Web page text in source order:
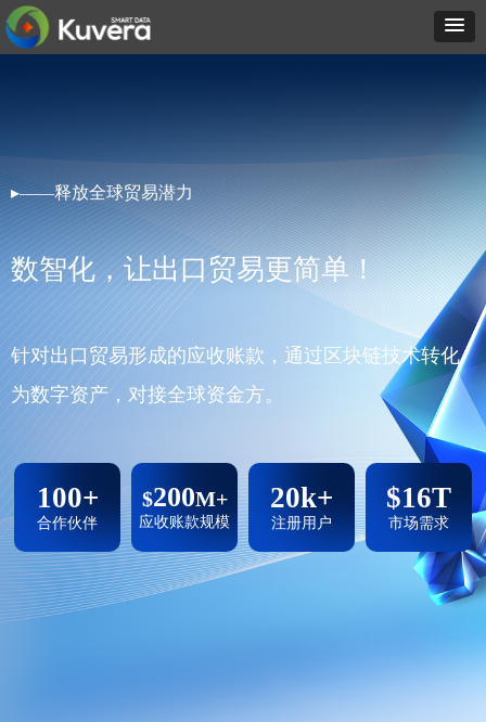
▸——释放全球贸易潜力
数智化，让出口贸易更简单！
针对出口贸易形成的应收账款，通过区块链技术转化
为数字资产，对接全球资金方。
100+
合作伙伴
$200M+
应收账款规模
20k+
注册用户
$16T
市场需求